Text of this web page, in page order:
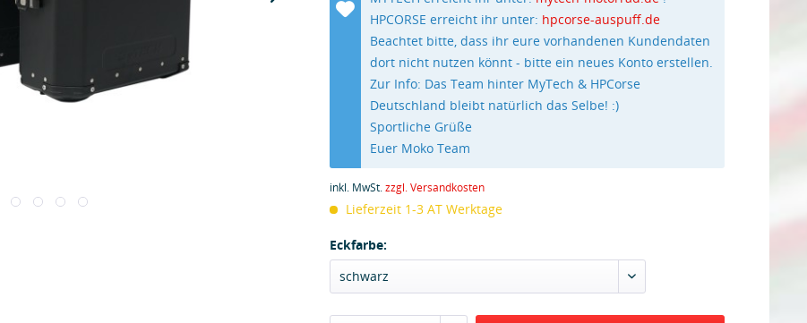
HPCORSE erreicht ihr unter: hpcorse-auspuff.de
Beachtet bitte, dass ihr eure vorhandenen Kundendaten
dort nicht nutzen könnt - bitte ein neues Konto erstellen.
Zur Info: Das Team hinter MyTech & HPCorse
Deutschland bleibt natürlich das Selbe! :)
Sportliche Grüße
Euer Moko Team
inkl. MwSt.zzgl. Versandkosten
Lieferzeit 1-3 AT Werktage
Eckfarbe:
schwarz